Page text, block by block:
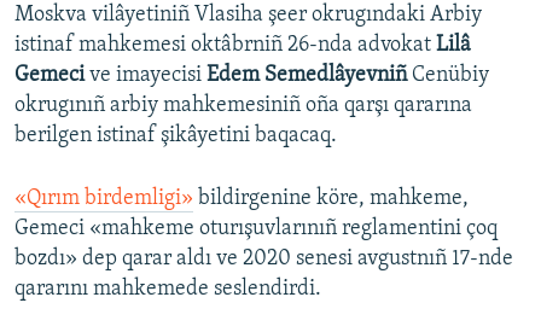
RFE/RS bütün saytları
Moskva vilâyetiniñ Vlasiha şeer okrugındaki Arbiy
istinaf mahkemesi oktâbrniñ 26-nda advokat Lilâ
Gemecive imayecisi Edem Semedlâyevniñ Cenübiy
okrugınıñ arbiy mahkemesiniñ oña qarşı qararına
berilgen istinaf şikâyetini baqacaq.
«Qırım birdemligi» bildirgenine köre, mahkeme,
Gemeci «mahkeme oturışuvlarınıñ reglamentini çoq
bozdı» dep qarar aldı ve 2020 senesi avgustnıñ 17-nde
qararını mahkemede seslendirdi.